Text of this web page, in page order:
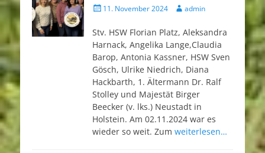
Veröffentlicht
11. November 2024 Autoradmin
Stv. HSW Florian Platz, Aleksandra
Harnack, Angelika Lange,Claudia
Barop, Antonia Kassner, HSW Sven
Gösch, Ulrike Niedrich, Diana
Hackbarth, 1. Ältermann Dr. Ralf
Stolley und Majestät Birger
Beecker (v. lks.) Neustadt in
Holstein. Am 02.11.2024 war es
wieder so weit. Zum weiterlesen…